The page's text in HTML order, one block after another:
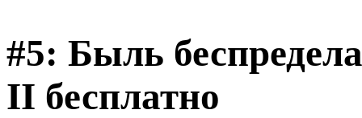
#5: Быль
II бесплатно